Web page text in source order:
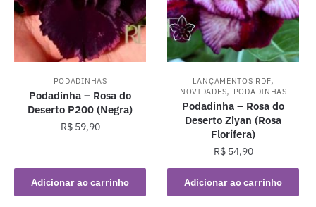
PODADINHAS
Podadinha – Rosa do
Deserto P200 (Negra)
R$59,90
Adicionar ao carrinho
LANÇAMENTOS RDF,
NOVIDADES, PODADINHAS
Podadinha – Rosa do
Deserto Ziyan (Rosa
Florífera)
R$54,90
Adicionar ao carrinho